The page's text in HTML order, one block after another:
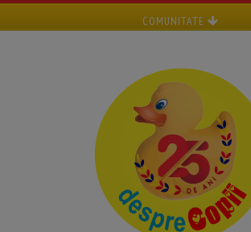
COMUNITATE